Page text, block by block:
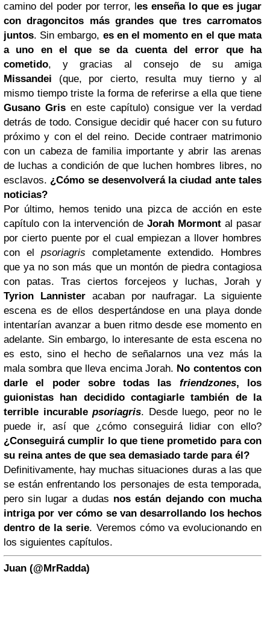
camino del poder por terror, les enseña lo que es jugar
con dragoncitos más grandes que tres carromatos
juntos. Sin embargo, es en el momento en el que mata
a uno en el que se da cuenta del error que ha
cometido, y gracias al consejo de su amiga
Missandei (que, por cierto, resulta muy tierno y al
mismo tiempo triste la forma de referirse a ella que tiene
Gusano Grisen este capítulo) consigue ver la verdad
detrás de todo. Consigue decidir qué hacer con su futuro
próximo y con el del reino. Decide contraer matrimonio
con un cabeza de familia importante y abrir las arenas
de luchas a condición de que luchen hombres libres, no
esclavos. ¿Cómo se desenvolverá la ciudad ante tales
noticias?
Por último, hemos tenido una pizca de acción en este
capítulo con la intervención de Jorah Mormont al pasar
por cierto puente por el cual empiezan a llover hombres
con el psoriagris completamente extendido. Hombres
que ya no son más que un montón de piedra contagiosa
con patas. Tras ciertos forcejeos y luchas, Jorah y
Tyrion Lannisteracaban por naufragar. La siguiente
escena es de ellos despertándose en una playa donde
intentarían avanzar a buen ritmo desde ese momento en
adelante. Sin embargo, lo interesante de esta escena no
es esto, sino el hecho de señalarnos una vez más la
mala sombra que lleva encima Jorah. No contentos con
darle el poder sobre todas las friendzones, los
guionistas han decidido contagiarle también de la
terrible incurablepsoriagris. Desde luego, peor no le
puede ir, así que ¿cómo conseguirá lidiar con ello?
¿Conseguirá cumplir lo que tiene prometido para con
su reina antes de que sea demasiado tarde para él?
Definitivamente, hay muchas situaciones duras a las que
se están enfrentando los personajes de esta temporada,
pero sin lugar a dudas nos están dejando con mucha
intriga por ver cómo se van desarrollando los hechos
dentro de la serie. Veremos cómo va evolucionando en
los siguientes capítulos.
Juan (@MrRadda)